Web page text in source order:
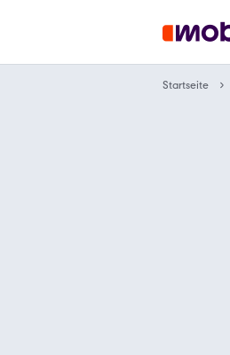
Startseite